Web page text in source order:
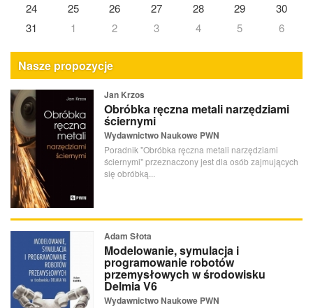
24
25 26 27 28 29
30
31
1 2 3 4 5 6
Nasze propozycje
Jan Krzos
Obróbka ręczna metali narzędziami
ściernymi
Wydawnictwo Naukowe PWN
Poradnik "Obróbka ręczna metali narzędziami
ściernymi" przeznaczony jest dla osób zajmujących
się obróbką...
Adam Słota
Modelowanie, symulacja i
programowanie robotów
przemysłowych w środowisku
Delmia V6
Wydawnictwo Naukowe PWN